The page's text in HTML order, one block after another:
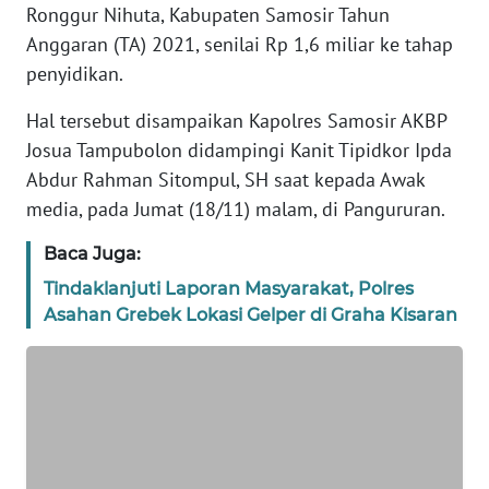
Ronggur Nihuta, Kabupaten Samosir Tahun
Anggaran (TA) 2021, senilai Rp 1,6 miliar ke tahap
penyidikan.
Hal tersebut disampaikan Kapolres Samosir AKBP
Josua Tampubolon didampingi Kanit Tipidkor Ipda
Abdur Rahman Sitompul, SH saat kepada Awak
media, pada Jumat (18/11) malam, di Pangururan.
Baca Juga:
Tindaklanjuti Laporan Masyarakat, Polres
Asahan Grebek Lokasi Gelper di Graha Kisaran
Wahana
News
Regional
WN
JAKARTA
JABAR